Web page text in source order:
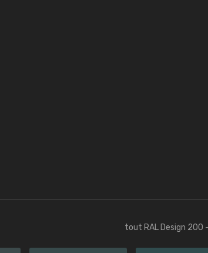
tout RAL Design 200